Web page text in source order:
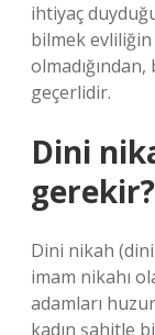
ihtiyaç
bilmek
geçerlidir.
Dini
gerekir?
Dini nikah
imam nikahı
adamları
kadın şahitle